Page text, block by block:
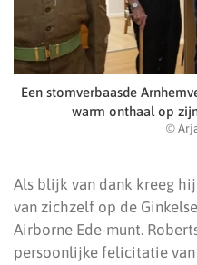
Een stomverbaasde
warm onthaal op
©
Als blijk van dank kreeg
van zichzelf op de
Airborne Ede-munt.
persoonlijke felicitatie van